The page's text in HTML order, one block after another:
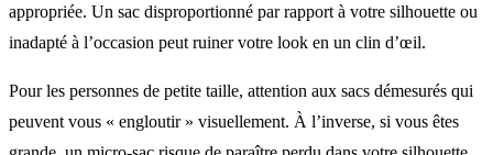
appropriée. Un sac disproportionné par rapport à votre silhouette ou
inadapté à l’occasion peut ruiner votre look en un clin d’œil.
Pour les personnes de petite taille, attention aux sacs démesurés qui
peuvent vous « engloutir » visuellement. À l’inverse, si vous êtes